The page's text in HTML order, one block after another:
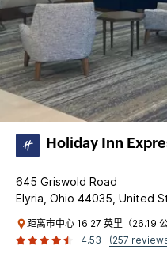
Holiday Inn
645 Griswold Road
Elyria, Ohio 44035, United
距离市中心 16.27 英里（26.19
4.53
(257